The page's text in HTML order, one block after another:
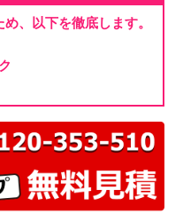
、以下を徹底します。